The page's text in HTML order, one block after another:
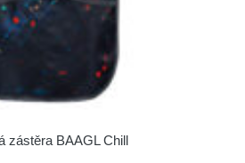
zástěra BAAGL Chill